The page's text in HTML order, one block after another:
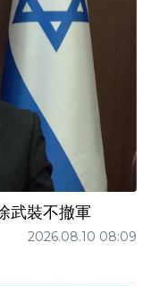
武裝不撤軍
2026.08.10 08:09